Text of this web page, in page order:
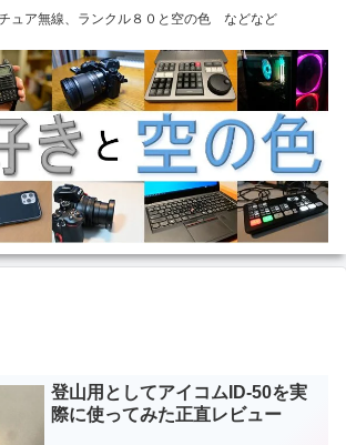
ュア無線、ランクル８０と空の色 などなど
登山用としてアイコムID-50を実
際に使ってみた正直レビュー